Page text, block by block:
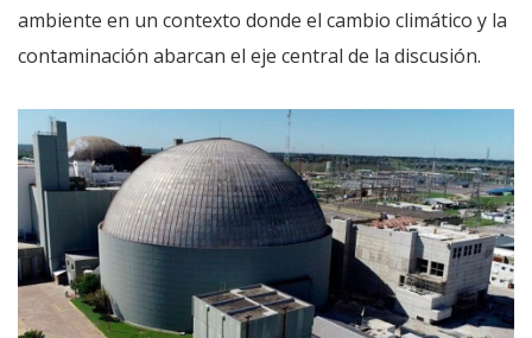
ambiente en un contexto donde el cambio climático y la
contaminación abarcan el eje central de la discusión.